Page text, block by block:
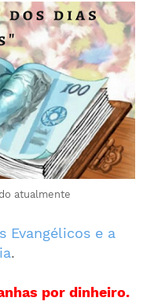
atualmente
Evangélicos e a
.
por dinheiro.